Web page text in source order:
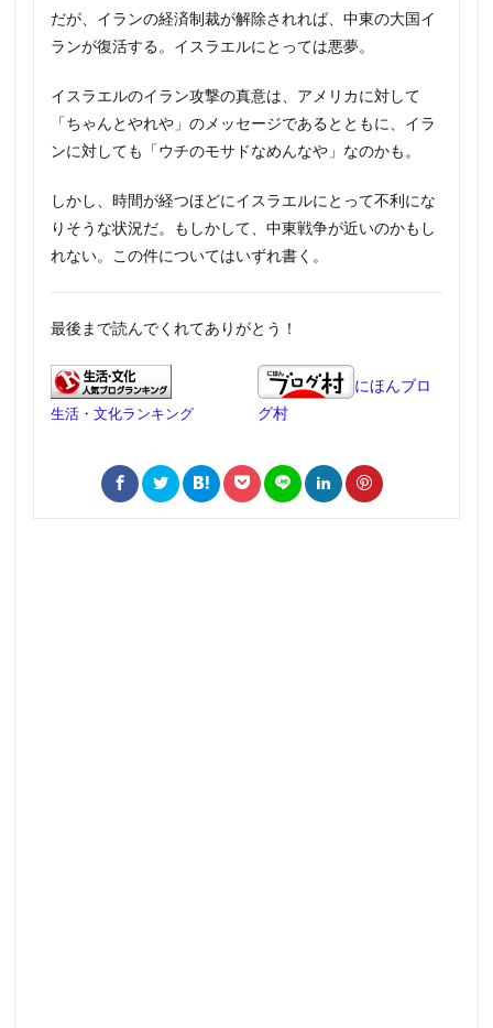
だが、イランの経済制裁が解除されれば、中東の大国イ
ランが復活する。イスラエルにとっては悪夢。
イスラエルのイラン攻撃の真意は、アメリカに対して
「ちゃんとやれや」のメッセージであるとともに、イラ
ンに対しても「ウチのモサドなめんなや」なのかも。
しかし、時間が経つほどにイスラエルにとって不利にな
りそうな状況だ。もしかして、中東戦争が近いのかもし
れない。この件についてはいずれ書く。
最後まで読んでくれてありがとう！
生活・文化ランキング
にほんブロ
グ村